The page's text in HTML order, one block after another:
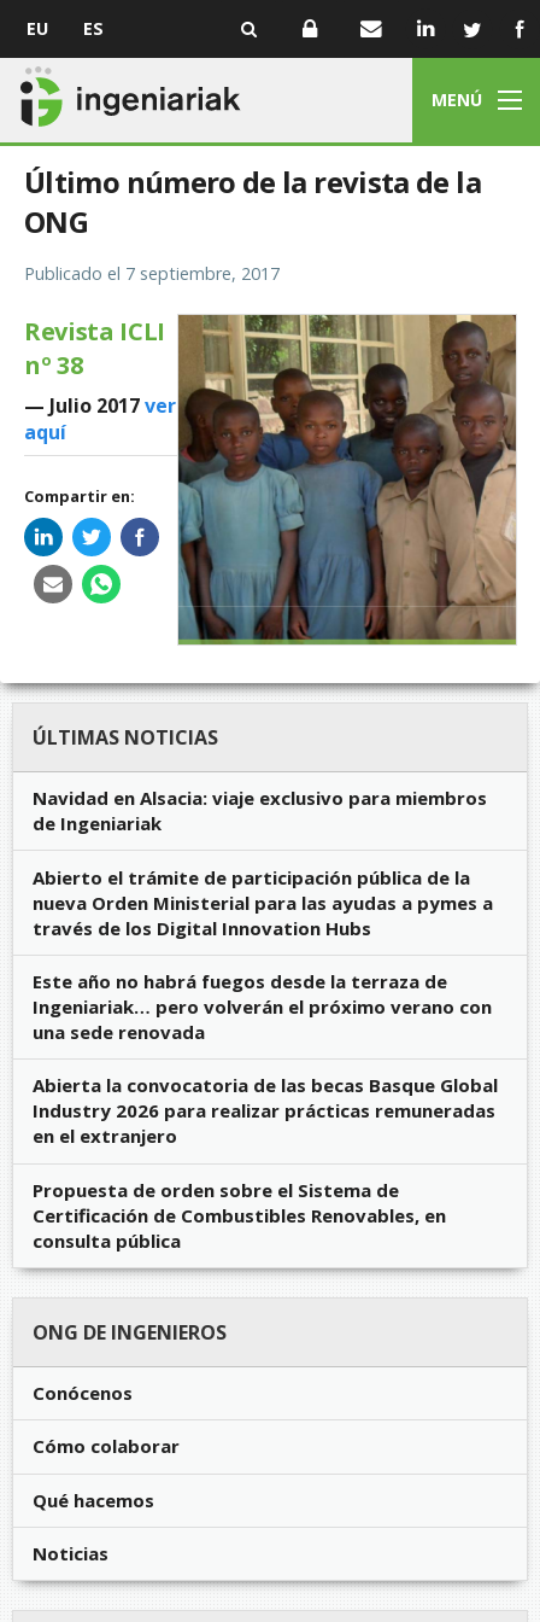
EU ES
MENÚ
Último número de la revista de la
ONG
Publicado el 7 septiembre, 2017
Revista ICLI
nº 38
— Julio 2017ver
aquí
Compartir en:
ÚLTIMAS NOTICIAS
Navidad en Alsacia: viaje exclusivo para miembros
de Ingeniariak
Abierto el trámite de participación pública de la
nueva Orden Ministerial para las ayudas a pymes a
través de los Digital Innovation Hubs
Este año no habrá fuegos desde la terraza de
Ingeniariak… pero volverán el próximo verano con
una sede renovada
Abierta la convocatoria de las becas Basque Global
Industry 2026 para realizar prácticas remuneradas
en el extranjero
Propuesta de orden sobre el Sistema de
Certificación de Combustibles Renovables, en
consulta pública
ONG DE INGENIEROS
Conócenos
Cómo colaborar
Qué hacemos
Noticias